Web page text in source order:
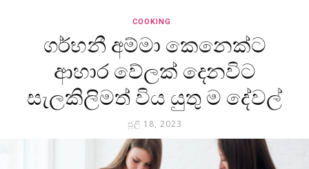
COOKING
ගර්භනී අම්මා කෙනෙක්ට
ආහාර වේලක් දෙනවිට
සැලකිලිමත් විය යුතු ම දේවල්
ජූලි 18, 2023